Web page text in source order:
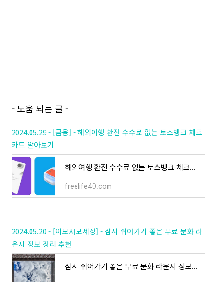
- 도움 되는 글 -
2024.05.29 - [금융] - 해외여행 환전 수수료 없는 토스뱅크 체크
카드 알아보기
해외여행 환전 수수료 없는 토스뱅크 체크카드 알아보기
freelife40.com
2024.05.20 - [이모저모세상] - 잠시 쉬어가기 좋은 무료 문화 라
운지 정보 정리 추천
잠시 쉬어가기 좋은 무료 문화 라운지 정보 정리 추천